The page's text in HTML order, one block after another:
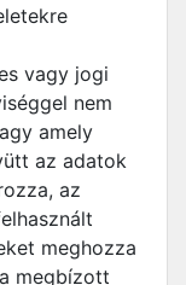
vagy jogi
nem
amely
az adatok
az
meghozza
megbízott